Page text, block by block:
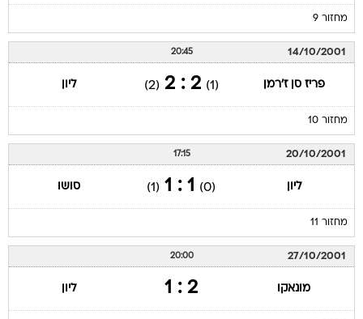
מחזור 9
14/10/2001
20:45
פריז סן ז'רמן (1)
2 : 2
(2) ליון
מחזור 10
20/10/2001
17:15
ליון (0)
1 : 1
(1) סושו
מחזור 11
27/10/2001
20:00
מונאקו 2 : 1 ליון